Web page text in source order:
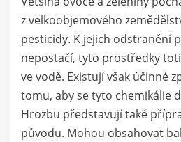
z velkoobjemového
pesticidy. K jejich odstranění
nepostačí, tyto prostředky
ve vodě. Existují však účinné
tomu, aby se tyto chemikálie
Hrozbu představují také
původu. Mohou obsahovat